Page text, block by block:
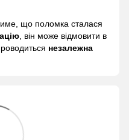
що поломка сталася
, він може відмовити в
незалежна